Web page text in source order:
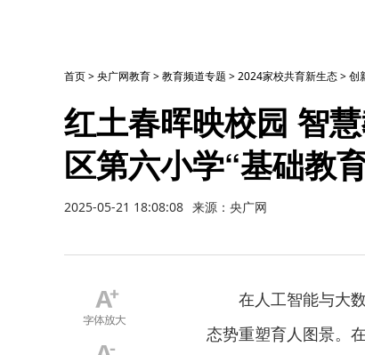
首页>央广网教育>教育频道专题 >2024家校共育新生态>创
红土春晖映校园 智
区第六小学“基础教
2025-05-21 18:08:08 来源：央广网
在人工智能与大
态势重塑育人图景。